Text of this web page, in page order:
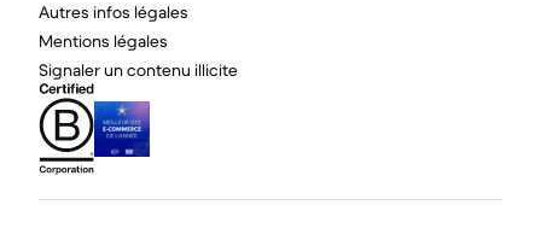
Autres infos légales
Mentions légales
Signaler un contenu illicite